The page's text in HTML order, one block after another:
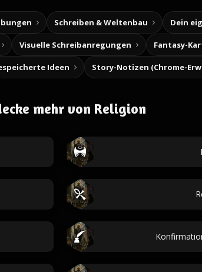
Schreiben & Weltenbau Dein
Visuelle Schreibanregungen Fantasy-
Ideen
mehr von Religion